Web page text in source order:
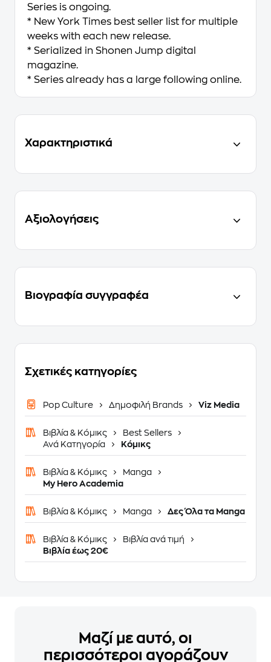
Series is ongoing.
* New York Times best seller list for multiple
weeks with each new release.
* Serialized in Shonen Jump digital
magazine.
* Series already has a large following online.
Χαρακτηριστικά
Αξιολογήσεις
Βιογραφία συγγραφέα
Σχετικές κατηγορίες
Pop Culture Δημοφιλή Brands Viz Media
Βιβλία & Κόμικς
Best Sellers
Ανά Κατηγορία
Κόμικς
Βιβλία & Κόμικς
Manga
My Hero Academia
Βιβλία & Κόμικς Manga Δες Όλα τα Manga
Βιβλία & Κόμικς
Βιβλία ανά τιμή
Βιβλία έως 20€
Μαζί με αυτό, οι
περισσότεροι αγοράζουν